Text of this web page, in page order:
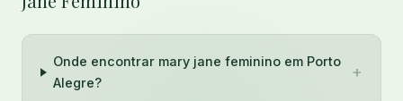
Onde encontrar mary jane feminino em Porto
Alegre?
+